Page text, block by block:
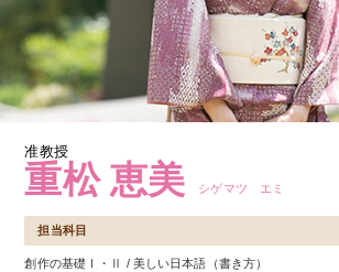
准教授
重松 恵美 シゲマツ エミ
担当科目
創作の基礎Ⅰ・Ⅱ / 美しい日本語（書き方）